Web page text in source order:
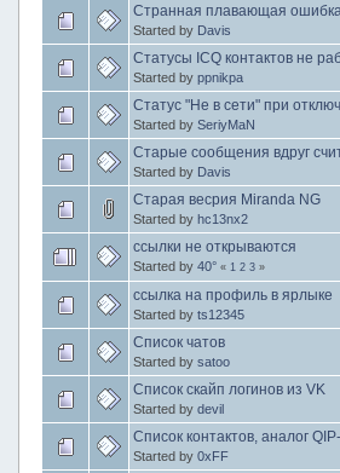
Странная плавающая
Started by Davis
Статусы ICQ контактов не
Started by ppnikpa
Статус "Не в сети" при
Started by SeriyMaN
Старые сообщения вдруг
Started by Davis
Старая весрия Miranda NG
Started by hc13nx2
ссылки не открываются
Started by 40° « 1 2 3»
ссылка на профиль в ярлыке
Started by ts12345
Список чатов
Started by satoo
Список скайп логинов из VK
Started by devil
Список контактов, аналог
Started by 0xFF